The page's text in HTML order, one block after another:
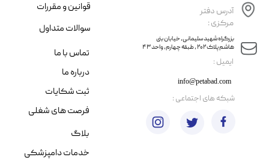
​ایمیل :
آدرس دفتر
مرکزی :
info@petabad.com
​​بزرگراه شهید سلیمانی، خیابان بنی
هاشم پلاک ۲۰۲ ، طبقه چهارم، واحد ۴۳
قوانین و مقررات
سوالات متداول
تماس با ما
درباره ما
ثبت شکایات
فرصت های شغلی
​شبکه های اجتماعی :
بلاگ
خدمات دامپزشکی